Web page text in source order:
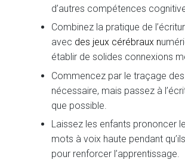
d’autres compétences
Combinez la pratique de
avec des jeux cérébraux n
établir de solides connexions
Commencez par le traçage
nécessaire, mais passez à
que possible.
Laissez les enfants prononcer
mots à voix haute pendant
pour renforcer l’apprentissage.